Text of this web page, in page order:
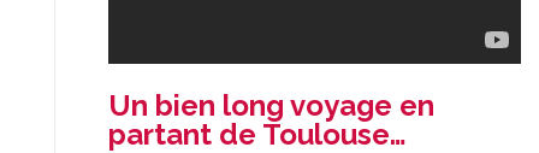
Un bien long voyage en
partant de Toulouse…